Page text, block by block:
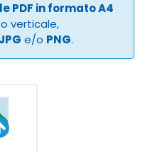
PDF in formato A4
verticale,
JPG e/o PNG.